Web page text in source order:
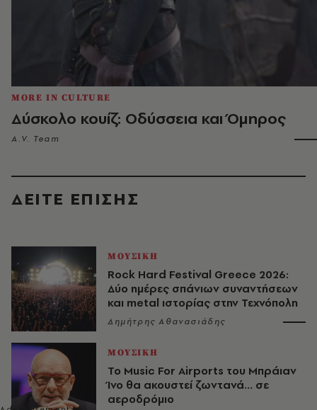
MORE IN CULTURE
Δύσκολο κουίζ: Οδύσσεια και Όμηρος
A.V. Team
ΔΕΙΤΕ ΕΠΙΣΗΣ
ΜΟΥΣΙΚΗ
Rock Hard Festival Greece 2026:
Δύο ημέρες σπάνιων συναντήσεων
και metal ιστορίας στην Τεχνόπολη
Δημήτρης Αθανασιάδης
ΜΟΥΣΙΚΗ
Το Music For Airports του Μπράιαν
Ίνο θα ακουστεί ζωντανά... σε
αεροδρόμιο